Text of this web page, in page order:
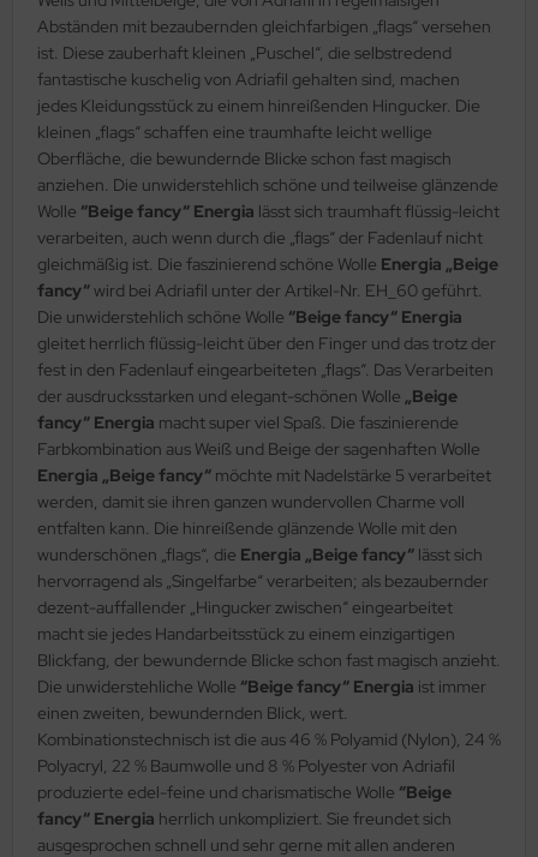
Abständen mit bezaubernden gleichfarbigen „flags“ versehen
ist. Diese zauberhaft kleinen „Puschel“, die selbstredend
fantastische kuschelig von Adriafil gehalten sind, machen
jedes Kleidungsstück zu einem hinreißenden Hingucker. Die
kleinen „flags“ schaffen eine traumhafte leicht wellige
Oberfläche, die bewundernde Blicke schon fast magisch
anziehen. Die unwiderstehlich schöne und teilweise glänzende
Wolle “Beige fancy“ Energia lässt sich traumhaft flüssig-leicht
verarbeiten, auch wenn durch die „flags“ der Fadenlauf nicht
gleichmäßig ist. Die faszinierend schöne Wolle Energia „Beige
fancy“wird bei Adriafil unter der Artikel-Nr. EH_60 geführt.
Die unwiderstehlich schöne Wolle “Beige fancy“ Energia
gleitet herrlich flüssig-leicht über den Finger und das trotz der
fest in den Fadenlauf eingearbeiteten „flags“. Das Verarbeiten
der ausdrucksstarken und elegant-schönen Wolle „Beige
fancy“ Energia macht super viel Spaß. Die faszinierende
Farbkombination aus Weiß und Beige der sagenhaften Wolle
Energia „Beige fancy“ möchte mit Nadelstärke 5 verarbeitet
werden, damit sie ihren ganzen wundervollen Charme voll
entfalten kann. Die hinreißende glänzende Wolle mit den
wunderschönen „flags“, die Energia „Beige fancy“ lässt sich
hervorragend als „Singelfarbe“ verarbeiten; als bezaubernder
dezent-auffallender „Hingucker zwischen“ eingearbeitet
macht sie jedes Handarbeitsstück zu einem einzigartigen
Blickfang, der bewundernde Blicke schon fast magisch anzieht.
Die unwiderstehliche Wolle “Beige fancy“ Energia ist immer
einen zweiten, bewundernden Blick, wert.
Kombinationstechnisch ist die aus 46 % Polyamid (Nylon), 24 %
Polyacryl, 22 % Baumwolle und 8 % Polyester von Adriafil
produzierte edel-feine und charismatische Wolle “Beige
fancy“ Energia herrlich unkompliziert. Sie freundet sich
ausgesprochen schnell und sehr gerne mit allen anderen